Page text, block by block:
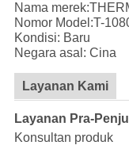
Nama
Nomor Model:T-
Kondisi: Baru
Negara asal: Cina
Layanan Kami
Layanan Pra-
Konsultan produk